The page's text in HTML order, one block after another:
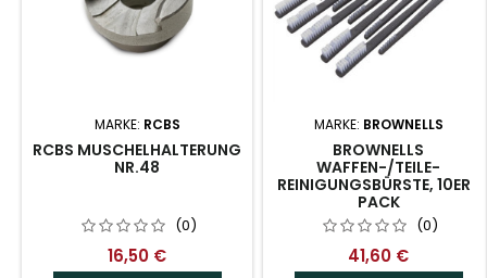
MARKE: RCBS
RCBS MUSCHELHALTERUNG
NR.48
(0)
16,50 €
MARKE: BROWNELLS
BROWNELLS
WAFFEN-/TEILE-
REINIGUNGSBÜRSTE, 10ER-
PACK
(0)
41,60 €